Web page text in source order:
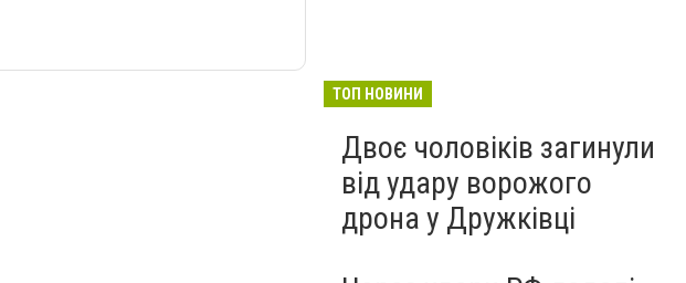
ТОП НОВИНИ
Двоє чоловіків загинули
від удару ворожого
дрона у Дружківці